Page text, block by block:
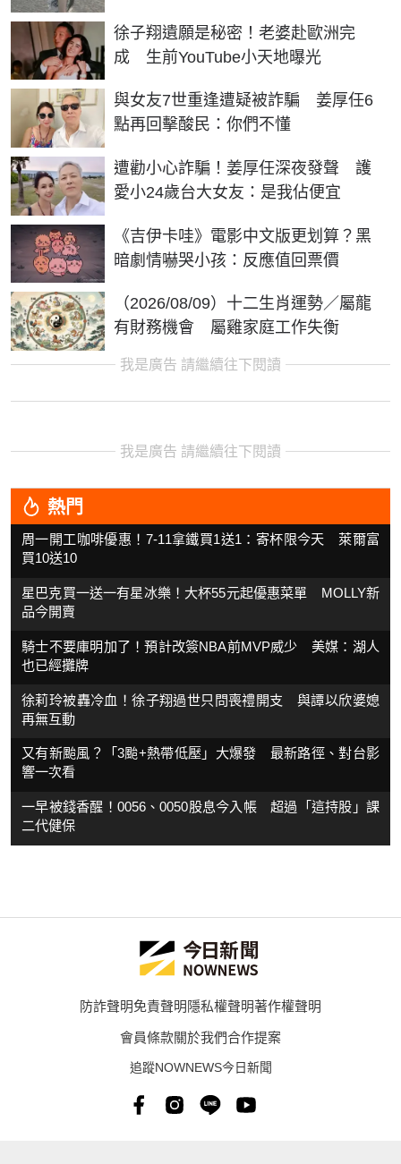
徐子翔遺願是秘密！老婆赴歐洲完
成 生前YouTube小天地曝光
與女友7世重逢遭疑被詐騙 姜厚任6
點再回擊酸民：你們不懂
遭勸小心詐騙！姜厚任深夜發聲 護
愛小24歲台大女友：是我佔便宜
《吉伊卡哇》電影中文版更划算？黑
暗劇情嚇哭小孩：反應值回票價
（2026/08/09）十二生肖運勢／屬龍
有財務機會 屬雞家庭工作失衡
我是廣告 請繼續往下閱讀
我是廣告 請繼續往下閱讀
熱門
周一開工咖啡優惠！7-11拿鐵買1送1：寄杯限今天 萊爾富
買10送10
星巴克買一送一有星冰樂！大杯55元起優惠菜單 MOLLY新
品今開賣
騎士不要庫明加了！預計改簽NBA前MVP威少 美媒：湖人
也已經攤牌
徐莉玲被轟冷血！徐子翔過世只問喪禮開支 與譚以欣婆媳
再無互動
又有新颱風？「3颱+熱帶低壓」大爆發 最新路徑、對台影
響一次看
一早被錢香醒！0056、0050股息今入帳 超過「這持股」課
二代健保
防詐聲明免責聲明隱私權聲明著作權聲明
會員條款關於我們合作提案
追蹤NOWNEWS今日新聞